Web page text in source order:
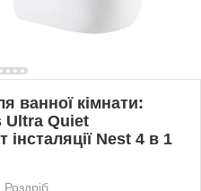
ванної кімнати:
Ultra Quiet
Nest 4 в 1
Роздріб